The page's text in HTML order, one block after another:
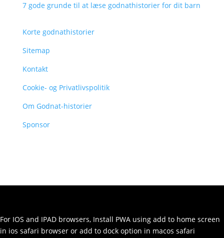
7 gode grunde til at læse godnathistorier for dit barn
Korte godnathistorier
Sitemap
Kontakt
Cookie- og Privatlivspolitik
Om Godnat-historier
Sponsor
For IOS and IPAD browsers, Install PWA using add to home screen
in ios safari browser or add to dock option in macos safari